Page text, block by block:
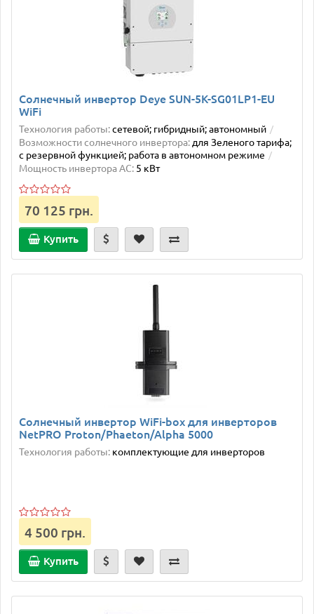
Солнечный инвертор Deye SUN-5K-SG01LP1-EU
WiFi
Технология работы:сетевой; гибридный; автономный
Возможности солнечного инвертора: для Зеленого тарифа;
с резервной функцией; работа в автономном режиме
Мощность инвертора AC: 5 кВт
70 125 грн.
Купить
Солнечный инвертор WiFi-box для инверторов
NetPRO Proton/Phaeton/Alpha 5000
Технология работы: комплектующие для инверторов
4 500 грн.
Купить